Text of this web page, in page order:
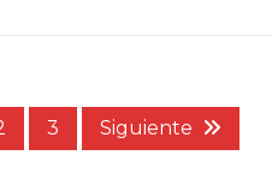
3 Siguiente